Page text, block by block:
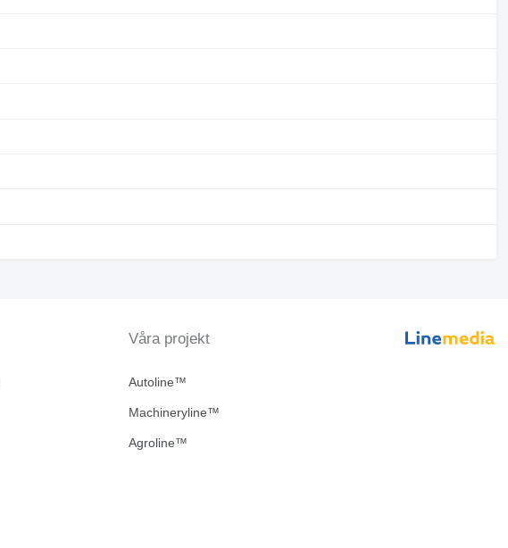
Våra projekt
Autoline™
Machineryline™
Agroline™